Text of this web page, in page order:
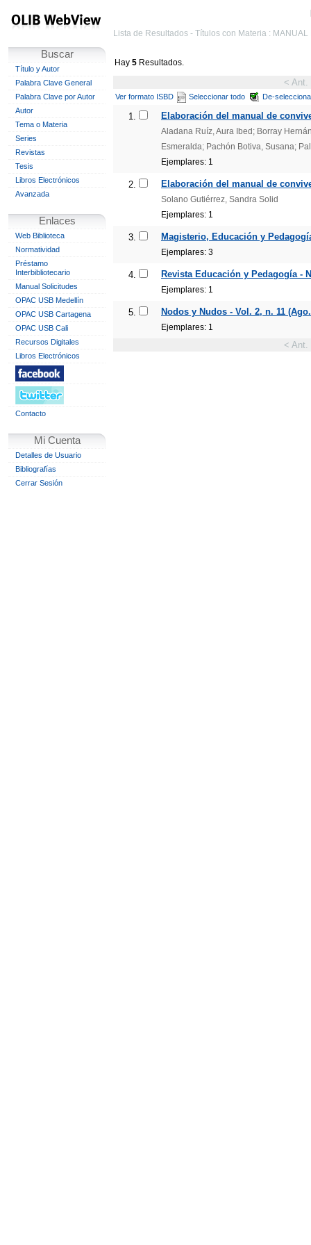
Buscar
Título y Autor
Palabra Clave General
Palabra Clave por Autor
Autor
Tema o Materia
Series
Revistas
Tesis
Libros Electrónicos
Avanzada
Enlaces
Web Biblioteca
Normatividad
Préstamo
Interbibliotecario
Manual Solicitudes
OPAC USB Medellín
OPAC USB Cartagena
OPAC USB Cali
Recursos Digitales
Libros Electrónicos
Contacto
Mi Cuenta
Detalles de Usuario
Bibliografías
Cerrar Sesión
Lista de Resultados - Títulos con Materia : MANUAL
Hay 5 Resultados.
< Ant.
Ver formato ISBD Seleccionar todo De-
1. Elaboración del manual de
Aladana Ruíz, Aura Ibed; Borray
Esmeralda; Pachón Botiva, Susana;
Ejemplares: 1
2. Elaboración del manual de
Solano Gutiérrez, Sandra Solid
Ejemplares: 1
3. Magisterio, Educación y
Ejemplares: 3
4. Revista Educación y Pedagogía -
Ejemplares: 1
5. Nodos y Nudos - Vol. 2, n. 11
Ejemplares: 1
< Ant.